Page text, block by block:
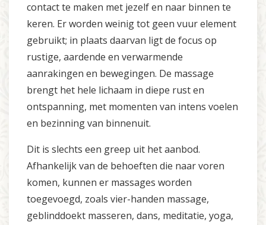
contact te maken met jezelf en naar binnen te
keren. Er worden weinig tot geen vuur element
gebruikt; in plaats daarvan ligt de focus op
rustige, aardende en verwarmende
aanrakingen en bewegingen. De massage
brengt het hele lichaam in diepe rust en
ontspanning, met momenten van intens voelen
en bezinning van binnenuit.
Dit is slechts een greep uit het aanbod.
Afhankelijk van de behoeften die naar voren
komen, kunnen er massages worden
toegevoegd, zoals vier-handen massage,
geblinddoekt masseren, dans, meditatie, yoga,